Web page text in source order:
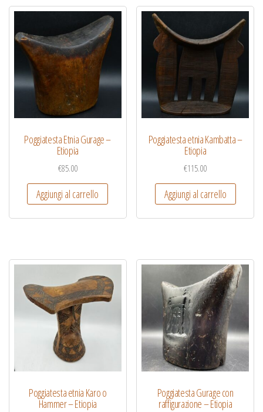
Poggiatesta Etnia Gurage –
Etiopia
€85.00
Aggiungi al carrello
Poggiatesta etnia Kambatta –
Etiopia
€115.00
Aggiungi al carrello
Poggiatesta etnia Karo o
Hammer – Etiopia
Poggiatesta Gurage con
raffigurazione – Etiopia